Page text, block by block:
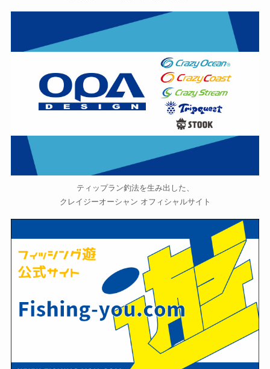
ティップラン釣法を生み出した、
クレイジーオーシャン オフィシャルサイト